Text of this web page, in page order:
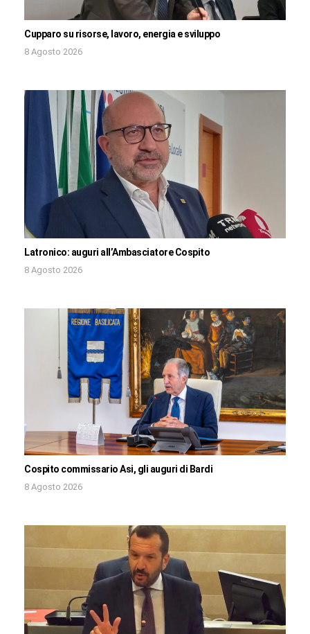
Cupparo su risorse, lavoro, energia e sviluppo
8 Agosto 2026
Latronico: auguri all’Ambasciatore Cospito
8 Agosto 2026
Cospito commissario Asi, gli auguri di Bardi
8 Agosto 2026